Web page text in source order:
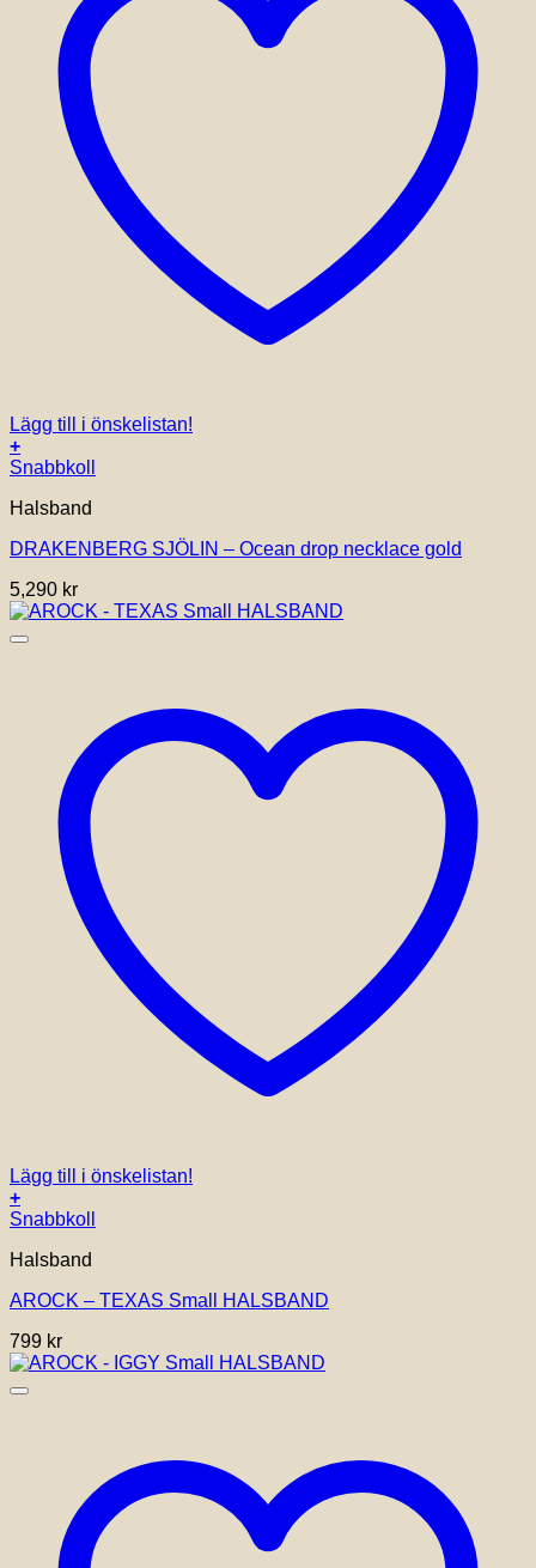
Lägg till i önskelistan!
+
Snabbkoll
Halsband
DRAKENBERG SJÖLIN – Ocean drop necklace gold
5,290 kr
Lägg till i önskelistan!
+
Snabbkoll
Halsband
AROCK – TEXAS Small HALSBAND
799 kr